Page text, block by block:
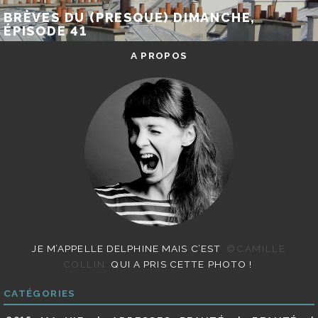
BRÈVES DU (PRESQUE) DIMANCHE,
ÉPISODE 41
A PROPOS
JE M’APPELLE DELPHINE MAIS C’EST
©CAMILLE
COLLIN
QUI A PRIS CETTE PHOTO !
CATÉGORIES